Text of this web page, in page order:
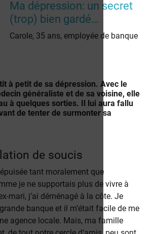
Ma dépression: un secret
(trop) bien gardé…
Carole, 35 ans, employée de banque
à petit de sa dépression. Avec le
généraliste et de sa voisine, elle
à quelques sorties. Il lui aura fallu
de tenter de surmonter sa
de soucis
épuisée tant moralement que
je ne supportais plus de vivre à
mari, j’ai déménagé à la côte. Je
banque et il m’était facile de me
agence locale. Mais, ma famille